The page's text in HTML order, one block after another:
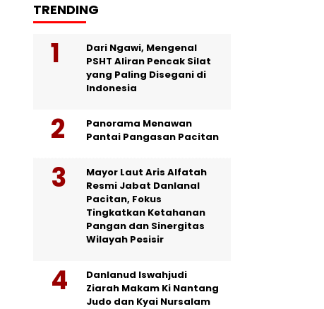
TRENDING
Dari Ngawi, Mengenal
PSHT Aliran Pencak Silat
yang Paling Disegani di
Indonesia
Panorama Menawan
Pantai Pangasan Pacitan
Mayor Laut Aris Alfatah
Resmi Jabat Danlanal
Pacitan, Fokus
Tingkatkan Ketahanan
Pangan dan Sinergitas
Wilayah Pesisir
Danlanud Iswahjudi
Ziarah Makam Ki Nantang
Judo dan Kyai Nursalam